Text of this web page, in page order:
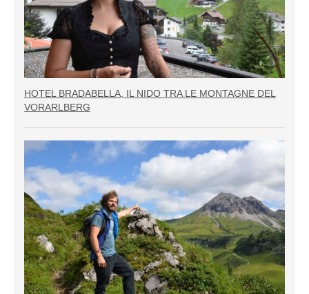
HOTEL BRADABELLA, IL NIDO TRA LE MONTAGNE DEL
VORARLBERG